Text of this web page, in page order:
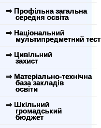
⇒ Профільна загальна
середня освіта
⇒ Національний
мультипредметний тест
⇒ Цивільний
захист
⇒ Матеріально-технічна
база закладів
освіти
⇒ Шкільний
громадський
бюджет